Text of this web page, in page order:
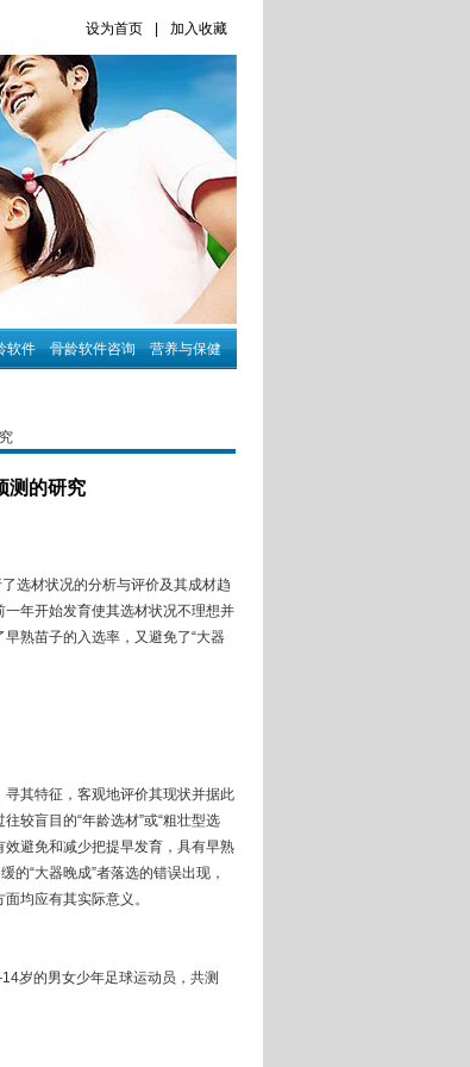
设为首页 加入收藏
软件 骨龄软件咨询 营养与保健
测的研究
选材状况的分析与评价及其成材趋
年开始发育使其选材状况不理想并
熟苗子的入选率，又避免了“大器
其特征，客观地评价其现状并据此
较盲目的“年龄选材”或“粗壮型选
效避免和减少把提早发育，具有早熟
的“大器晚成”者落选的错误出现，
均应有其实际意义。
岁的男女少年足球运动员，共测